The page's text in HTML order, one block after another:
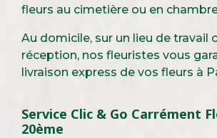
fleurs au cimetière ou en
Au domicile, sur un lieu de travail
réception, nos fleuristes vous
livraison express de vos fleurs à
Service Clic & Go Carrément
20ème